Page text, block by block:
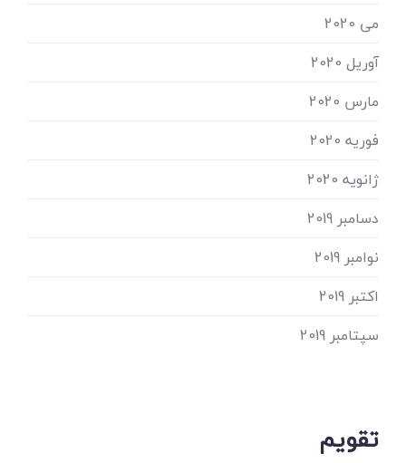
می 2020
آوریل 2020
مارس 2020
فوریه 2020
ژانویه 2020
دسامبر 2019
نوامبر 2019
اکتبر 2019
سپتامبر 2019
تقویم